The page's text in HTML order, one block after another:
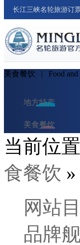
长江三峡名轮旅游订
美食餐饮 | Food and
地方特产
美食餐饮
民俗风情
交通出行
旅行笔记
旅行小贴士
当前位置
食餐饮 »
网站
品牌